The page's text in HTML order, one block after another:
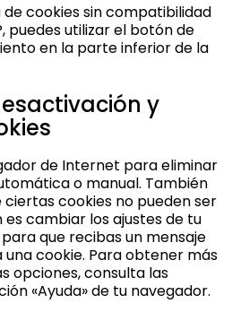
cookies sin compatibilidad
puedes utilizar el botón de
en la parte inferior de la
y
de Internet para eliminar
o manual. También
cookies no pueden ser
cambiar los ajustes de tu
que recibas un mensaje
cookie. Para obtener más
opciones, consulta las
«Ayuda» de tu navegador.